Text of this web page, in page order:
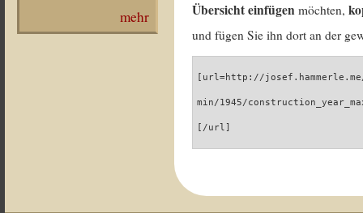
mehr Übersicht einfügen möchten,
und fügen Sie ihn dort an der
[url=http://
min/1945/
[/url]